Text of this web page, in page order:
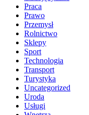
Praca
Prawo
Przemysł
Rolnictwo
Sklepy
Sport
Technologia
Transport
Turystyka
Uncategorized
Uroda
Usługi